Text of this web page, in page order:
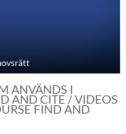
ANVÄNDS I
AND CITE / VIDEOS
FIND AND